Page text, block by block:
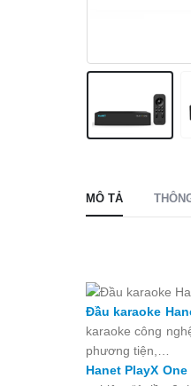
MÔ TẢ
Đầu karaoke
karaoke công
phương tiện,…
Hanet PlayX One